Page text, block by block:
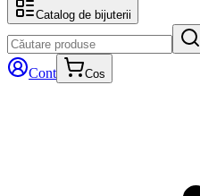
Catalog de bijuterii
Cont Cos